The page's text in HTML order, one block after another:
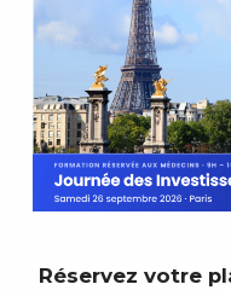
Réservez votre